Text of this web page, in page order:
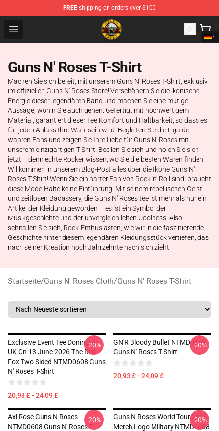
FREE shipping on orders over $100
Open menu
Guns N' Roses Store - Official Guns N' Roses
Guns N' Roses T-Shirt
Machen Sie sich bereit, mit unserem Guns N' Roses T-Shirt, exklusiv
im offiziellen Guns N' Roses Store! Verschönern Sie die ikonische
Energie dieser legendären Band und machen Sie eine mutige
Aussage, wohin Sie auch gehen. Gefertigt mit hochwertigem
Material, garantiert dieser Tee Komfort und Haltbarkeit, so dass es
für jeden Anlass Ihre Wahl sein wird. Begleiten Sie die Liga der
wahren Fans und zeigen Sie Ihre Liebe für Guns N' Roses mit
unserem einzigartigen T-Shirt. Beeilen Sie sich und holen Sie sich
jetzt – denn echte Rocker wissen, wo Sie die besten Waren finden!
Willkommen in unserem Blog-Post alles über die Ikone Guns N'
Roses T-Shirt! Wenn Sie ein harter Fan von Rock 'n' Roll sind, braucht
diese Mode-Halte keine Einführung. Mit seinem rebellischen Geist
und zeitlosen Badassery, die Guns N' Roses tee ist mehr als nur ein
Artikel der Kleidung geworden – es ist ein Symbol der
Musikgeschichte und der unvergleichlichen Coolness. Also
schnallen Sie sich, Rock-Enthusiasten, wie wir in die faszinierende
Geschichte hinter diesem legendären Kleidungsstück vertiefen, das
nach seiner Kreation noch Jahrzehnte nach sich zieht.
Startseite/Guns N' Roses Cloth/Guns N' Roses T-Shirt
Exclusive Event Tee Donington
UK On 13 June 2026 The Red
Fox Two Sided NTMD0608 Guns
N' Roses T-Shirt
20,93 £ - 24,09 £
-20%
GN'R Bloody Bullet NTMD0608
Guns N' Roses T-Shirt
20,93 £ - 24,09 £
-20%
Axl Rose Guns N Roses
NTMD0608 Guns N' Roses T-
-20%
Guns N Roses World Tour 2026
Merch Logo Military NTMD0608
-20%